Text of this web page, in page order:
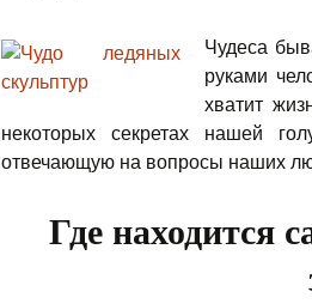
Чудеса
руками
хватит
некоторых секретах нашей
отвечающую на вопросы наших
Где находится